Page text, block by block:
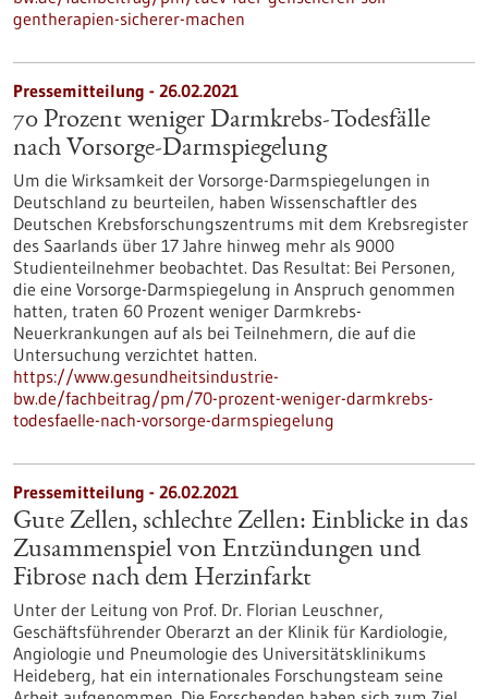
gentherapien-sicherer-machen
Pressemitteilung - 26.02.2021
70 Prozent weniger Darmkrebs-Todesfälle
nach Vorsorge-Darmspiegelung
Um die Wirksamkeit der Vorsorge-Darmspiegelungen in
Deutschland zu beurteilen, haben Wissenschaftler des
Deutschen Krebsforschungszentrums mit dem Krebsregister
des Saarlands über 17 Jahre hinweg mehr als 9000
Studienteilnehmer beobachtet. Das Resultat: Bei Personen,
die eine Vorsorge-Darmspiegelung in Anspruch genommen
hatten, traten 60 Prozent weniger Darmkrebs-
Neuerkrankungen auf als bei Teilnehmern, die auf die
Untersuchung verzichtet hatten.
https://www.gesundheitsindustrie-
bw.de/fachbeitrag/pm/70-prozent-weniger-darmkrebs-
todesfaelle-nach-vorsorge-darmspiegelung
Pressemitteilung - 26.02.2021
Gute Zellen, schlechte Zellen: Einblicke in das
Zusammenspiel von Entzündungen und
Fibrose nach dem Herzinfarkt
Unter der Leitung von Prof. Dr. Florian Leuschner,
Geschäftsführender Oberarzt an der Klinik für Kardiologie,
Angiologie und Pneumologie des Universitätsklinikums
Heideberg, hat ein internationales Forschungsteam seine